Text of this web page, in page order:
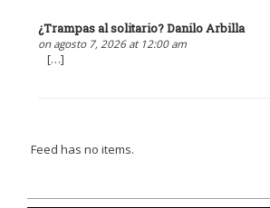
¿Trampas al solitario? Danilo Arbilla
on agosto 7, 2026 at 12:00 am
[…]
Feed has no items.